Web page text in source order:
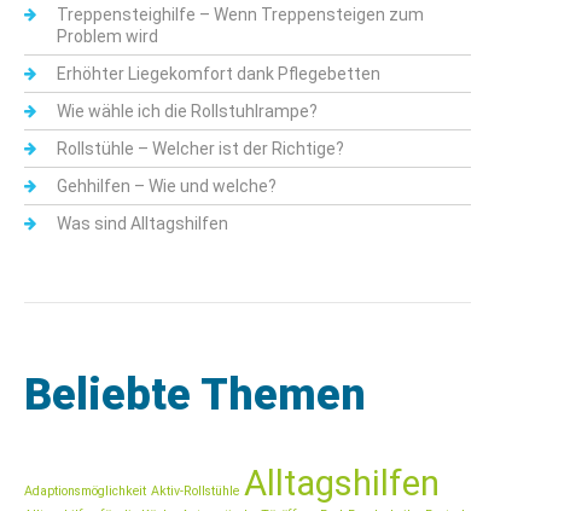
Treppensteighilfe – Wenn Treppensteigen zum
Problem wird
Erhöhter Liegekomfort dank Pflegebetten
Wie wähle ich die Rollstuhlrampe?
Rollstühle – Welcher ist der Richtige?
Gehhilfen – Wie und welche?
Was sind Alltagshilfen
Beliebte Themen
Adaptionsmöglichkeit Aktiv-Rollstühle Alltagshilfen